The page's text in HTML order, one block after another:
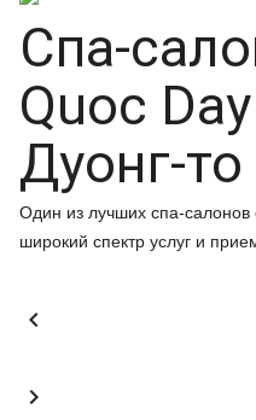
Спа-
Quoc
Дуонг-то
Один из лучших спа-салонов
широкий спектр услуг и

